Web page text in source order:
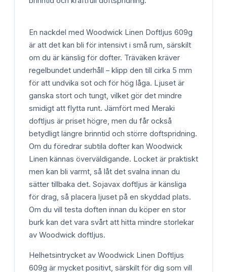
En nackdel med Woodwick Linen Doftljus 609g
är att det kan bli för intensivt i små rum, särskilt
om du är känslig för dofter. Träväken kräver
regelbundet underhåll – klipp den till cirka 5 mm
för att undvika sot och för hög låga. Ljuset är
ganska stort och tungt, vilket gör det mindre
smidigt att flytta runt. Jämfört med Meraki
doftljus är priset högre, men du får också
betydligt längre brinntid och större doftspridning.
Om du föredrar subtila dofter kan Woodwick
Linen kännas överväldigande. Locket är praktiskt
men kan bli varmt, så låt det svalna innan du
sätter tillbaka det. Sojavax doftljus är känsliga
för drag, så placera ljuset på en skyddad plats.
Om du vill testa doften innan du köper en stor
burk kan det vara svårt att hitta mindre storlekar
av Woodwick doftljus.
Helhetsintrycket av Woodwick Linen Doftljus
609g är mycket positivt, särskilt för dig som vill